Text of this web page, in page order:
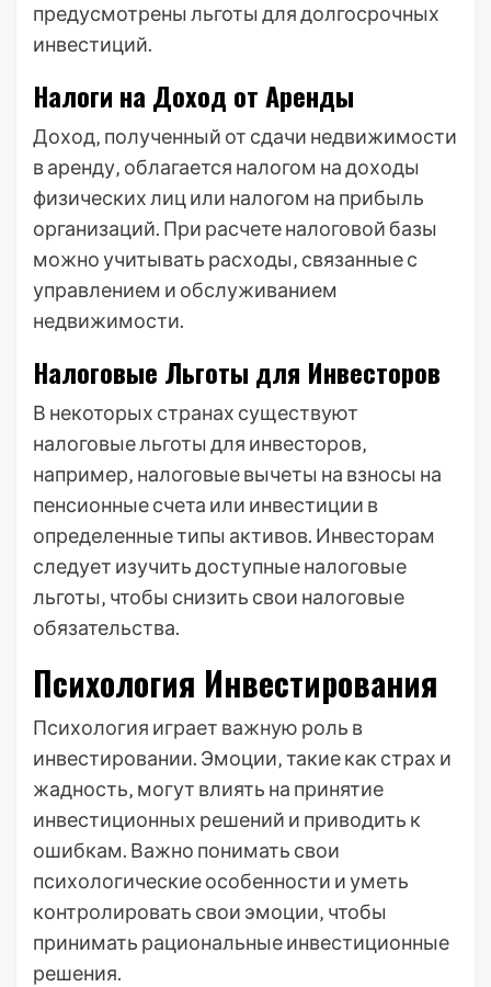
предусмотрены льготы для долгосрочных
инвестиций.
Налоги на Доход от Аренды
Доход‚ полученный от сдачи недвижимости
в аренду‚ облагается налогом на доходы
физических лиц или налогом на прибыль
организаций. При расчете налоговой базы
можно учитывать расходы‚ связанные с
управлением и обслуживанием
недвижимости.
Налоговые Льготы для Инвесторов
В некоторых странах существуют
налоговые льготы для инвесторов‚
например‚ налоговые вычеты на взносы на
пенсионные счета или инвестиции в
определенные типы активов. Инвесторам
следует изучить доступные налоговые
льготы‚ чтобы снизить свои налоговые
обязательства.
Психология Инвестирования
Психология играет важную роль в
инвестировании. Эмоции‚ такие как страх и
жадность‚ могут влиять на принятие
инвестиционных решений и приводить к
ошибкам. Важно понимать свои
психологические особенности и уметь
контролировать свои эмоции‚ чтобы
принимать рациональные инвестиционные
решения.